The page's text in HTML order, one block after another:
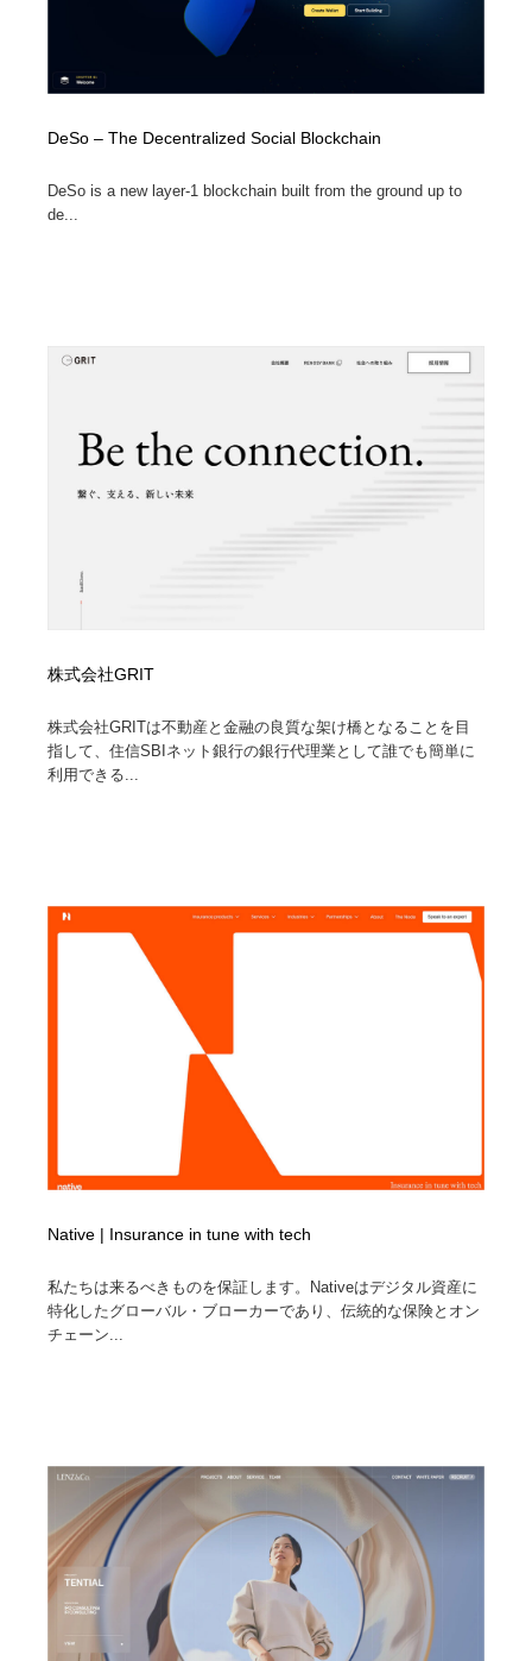
DeSo – The Decentralized Social Blockchain
DeSo is a new layer-1 blockchain built from the ground up to
de...
株式会社GRIT
株式会社GRITは不動産と金融の良質な架け橋となることを目
指して、住信SBIネット銀行の銀行代理業として誰でも簡単に
利用できる...
Native | Insurance in tune with tech
私たちは来るべきものを保証します。Nativeはデジタル資産に
特化したグローバル・ブローカーであり、伝統的な保険とオン
チェーン...